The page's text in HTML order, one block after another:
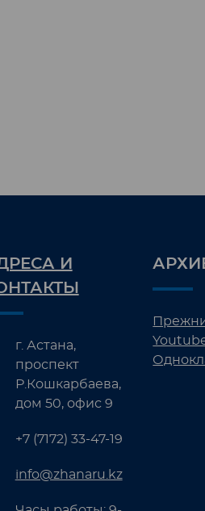
И
г. Астана,
проспект
Р.Кошкарбаева,
дом 50, офис 9
+7 (7172) 33-47-19
info@zhanaru.kz